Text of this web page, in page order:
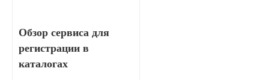
Обзор сервиса для
регистрации в
каталогах